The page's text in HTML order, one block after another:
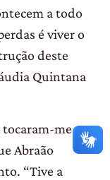
a todo
é viver o
deste
Quintana
tocaram-me
Abraão
“Tive a